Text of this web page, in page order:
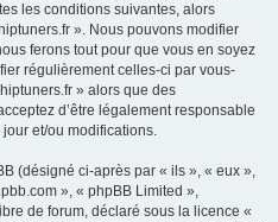
les conditions suivantes, alors
». Nous pouvons modifier
ferons tout pour que vous en soyez
régulièrement celles-ci par vous-
» alors que des
d’être légalement responsable
et/ou modifications.
(désigné ci-après par « ils », « eux »,
», « phpBB Limited »,
de forum, déclaré sous la licence «